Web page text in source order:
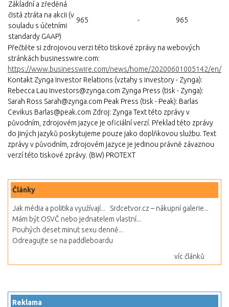
Základní a zředěná
čistá ztráta na akcii (v
souladu s účetními
standardy GAAP)
965 - 965
Přečtěte si zdrojovou verzi této tiskové zprávy na webových
stránkách businesswire.com:
https://www.businesswire.com/news/home/20200601005142/en/
Kontakt Zynga Investor Relations (vztahy s investory - Zynga):
Rebecca Lau Investors@zynga.com Zynga Press (tisk - Zynga):
Sarah Ross Sarah@zynga.com Peak Press (tisk - Peak): Barlas
Cevikus Barlas@peak.com Zdroj: Zynga Text této zprávy v
původním, zdrojovém jazyce je oficiální verzí. Překlad této zprávy
do jiných jazyků poskytujeme pouze jako doplňkovou službu. Text
zprávy v původním, zdrojovém jazyce je jedinou právně závaznou
verzí této tiskové zprávy. (BW) PROTEXT
Články
Jak média a politika využívají...
Srdcetvor.cz – nákupní galerie...
Mám být OSVČ nebo jednatelem vlastní...
Pouhých deset minut sexu denně...
Odreagujte se na paddleboardu
víc článků
Reklama